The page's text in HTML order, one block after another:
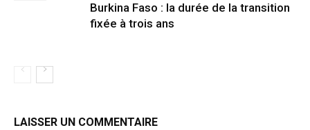
Burkina Faso : la durée de la transition
fixée à trois ans
LAISSER UN COMMENTAIRE